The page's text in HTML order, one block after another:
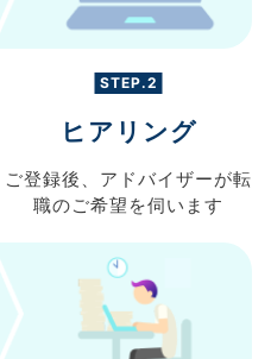
STEP.2
ヒアリング
ご登録後、 アドバイザーが転
職のご希望を伺います